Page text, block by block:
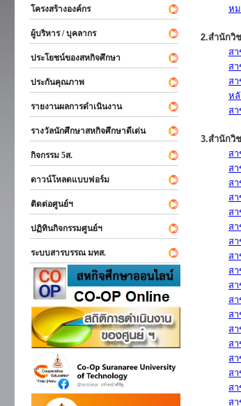
โครงสร้างองค์กร
ผู้บริหาร / บุคลากร
ประโยชน์ของสหกิจศึกษา
ประกันคุณภาพ
รายงานผลการดำเนินงาน
รางวัลนักศึกษาสหกิจศึกษาดีเด่น
กิจกรรม 5ส.
ดาวน์โหลดแบบฟอร์ม
ติดต่อศูนย์ฯ
ปฏิทินกิจกรรมศูนย์ฯ
ระบบสารบรรณ มทส.
หม
2.สำนักวิ
สา
สา
สา
หลั
สา
3.สำนักวิ
สา
สา
สา
สา
สา
สา
ส
สา
สา
สา
สา
สา
สา
สา
สา
ส
สา
สา